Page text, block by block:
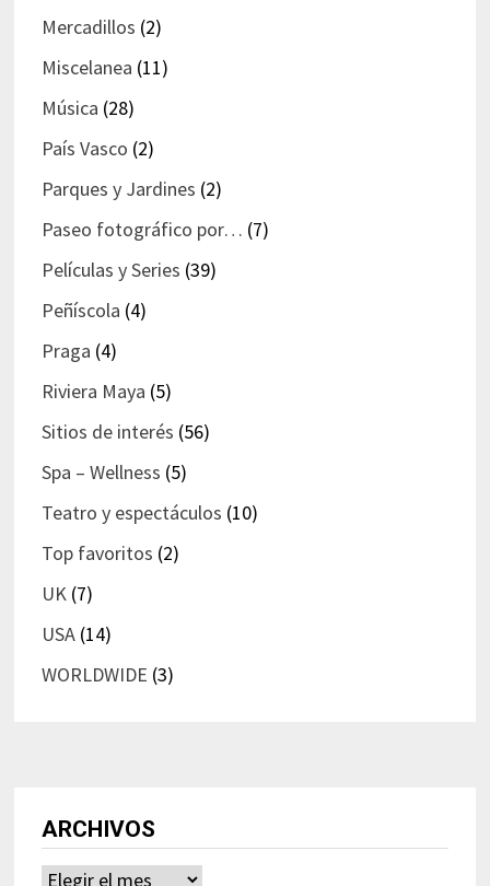
Mercadillos (2)
Miscelanea (11)
Música (28)
País Vasco (2)
Parques y Jardines (2)
Paseo fotográfico por… (7)
Películas y Series (39)
Peñíscola (4)
Praga (4)
Riviera Maya (5)
Sitios de interés (56)
Spa – Wellness (5)
Teatro y espectáculos (10)
Top favoritos (2)
UK(7)
USA(14)
WORLDWIDE (3)
ARCHIVOS
Archivos